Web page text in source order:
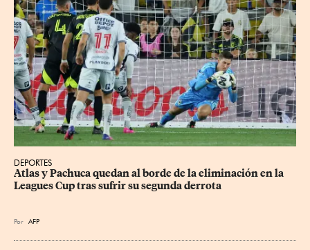
DEPORTES
Atlas y Pachuca quedan al borde de la eliminación en la
Leagues Cup tras sufrir su segunda derrota
Por AFP